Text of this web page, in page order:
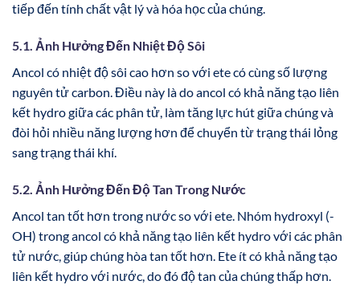
tiếp đến tính chất vật lý và hóa học của chúng.
5.1. Ảnh Hưởng Đến Nhiệt Độ Sôi
Ancol có nhiệt độ sôi cao hơn so với ete có cùng số lượng
nguyên tử carbon. Điều này là do ancol có khả năng tạo liên
kết hydro giữa các phân tử, làm tăng lực hút giữa chúng và
đòi hỏi nhiều năng lượng hơn để chuyển từ trạng thái lỏng
sang trạng thái khí.
5.2. Ảnh Hưởng Đến Độ Tan Trong Nước
Ancol tan tốt hơn trong nước so với ete. Nhóm hydroxyl (-
OH) trong ancol có khả năng tạo liên kết hydro với các phân
tử nước, giúp chúng hòa tan tốt hơn. Ete ít có khả năng tạo
liên kết hydro với nước, do đó độ tan của chúng thấp hơn.